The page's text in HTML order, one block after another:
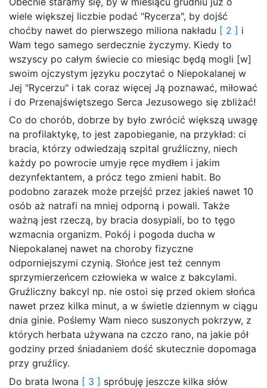
wiele większej liczbie podać "Rycerza", by dojść
choćby nawet do pierwszego miliona nakładu [ 2 ] i
Wam tego samego serdecznie życzymy. Kiedy to
wszyscy po całym świecie co miesiąc będą mogli [w]
swoim ojczystym języku poczytać o Niepokalanej w
Jej "Rycerzu" i tak coraz więcej Ją poznawać, miłować
i do Przenajświętszego Serca Jezusowego się zbliżać!
Co do chorób, dobrze by było zwrócić większą uwagę
na profilaktykę, to jest zapobieganie, na przykład: ci
bracia, którzy odwiedzają szpital gruźliczny, niech
każdy po powrocie umyje ręce mydłem i jakim
dezynfektantem, a prócz tego zmieni habit. Bo
podobno zarazek może przejść przez jakieś nawet 10
osób aż natrafi na mniej odporną i powali. Także
ważną jest rzeczą, by bracia dosypiali, bo to tęgo
wzmacnia organizm. Pokój i pogoda ducha w
Niepokalanej nawet na choroby fizyczne
odporniejszymi czynią. Słońce jest też cennym
sprzymierzeńcem człowieka w walce z bakcylami.
Gruźliczny bakcyl np. nie ostoi się przed okiem słońca
nawet przez kilka minut, a w świetle dziennym w ciągu
dnia ginie. Poślemy Wam nieco suszonych pokrzyw, z
których herbata używana na czczo rano, na jakie pół
godziny przed śniadaniem dość skutecznie dopomaga
przy gruźlicy.
Do brata Iwona [ 3 ] spróbuję jeszcze kilka słów